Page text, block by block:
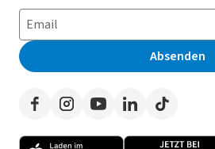
Impressum
Erklärung zur Barrierefreiheit
Presse
Häufig gestellte Fragen
Leasing-Lexikon
Auto-Tests
Werben auf LeasingMarkt.de
Privatleasing
Leasing-Vergleiche
Herstellerverzeichnis
Händlerverzeichnis
Absenden